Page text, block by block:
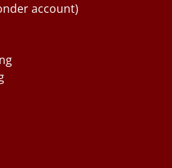
account)